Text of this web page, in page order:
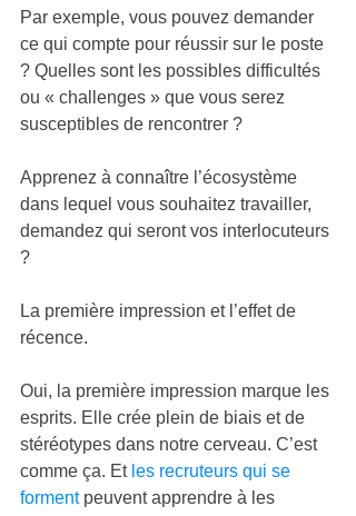
Par exemple, vous pouvez demander
ce qui compte pour réussir sur le poste
? Quelles sont les possibles difficultés
ou « challenges » que vous serez
susceptibles de rencontrer ?
Apprenez à connaître l’écosystème
dans lequel vous souhaitez travailler,
demandez qui seront vos interlocuteurs
?
La première impression et l’effet de
récence.
Oui, la première impression marque les
esprits. Elle crée plein de biais et de
stéréotypes dans notre cerveau. C’est
comme ça. Et les recruteurs qui se
forment peuvent apprendre à les